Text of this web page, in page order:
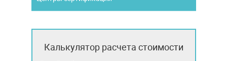
Калькулятор расчета стоимости